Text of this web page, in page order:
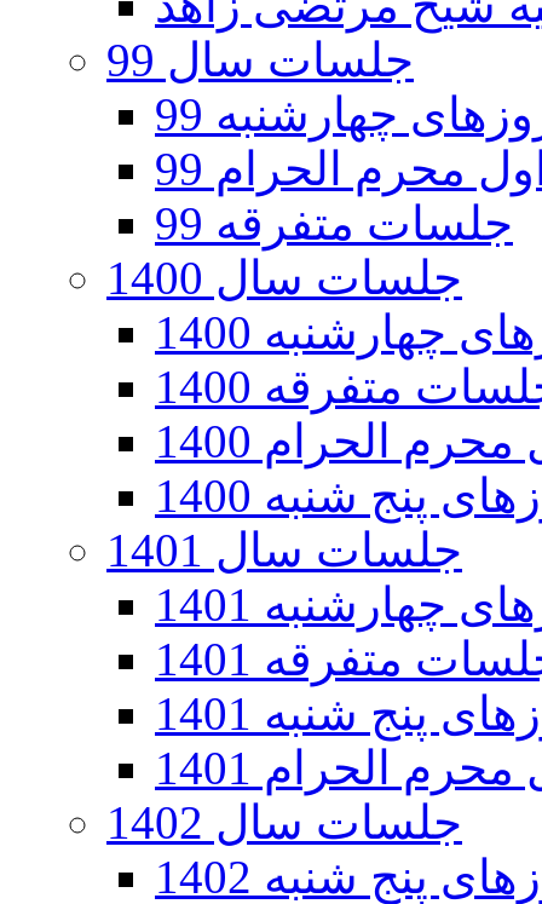
جلسات سال 99
چهارشنبه 99
محرم الحرام 99
جلسات متفرقه 99
جلسات سال 1400
چهارشنبه 1400
متفرقه 1400
الحرام 1400
پنج شنبه 1400
جلسات سال 1401
چهارشنبه 1401
متفرقه 1401
پنج شنبه 1401
الحرام 1401
جلسات سال 1402
پنج شنبه 1402